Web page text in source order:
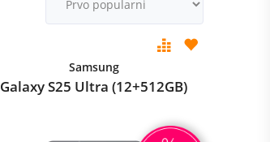
Samsung
Galaxy S25 Ultra (12+512GB)